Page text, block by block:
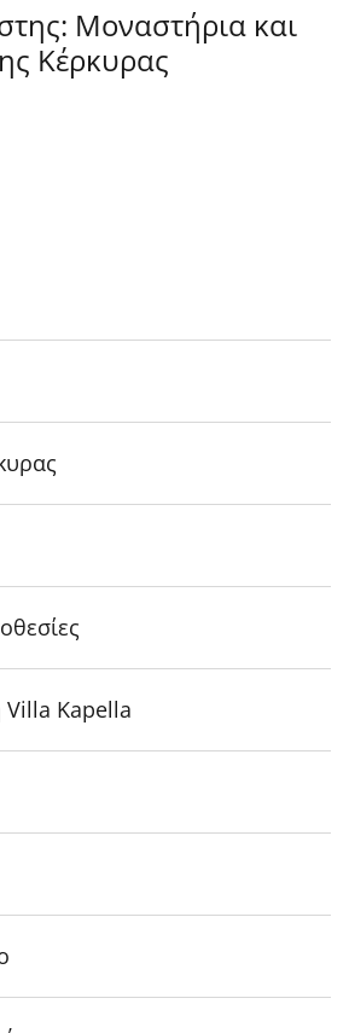
Μοναστήρια και
Κέρκυρας
Villa Kapella